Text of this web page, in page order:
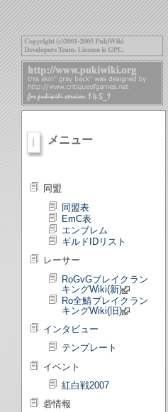
メニュー
同盟
同盟表
EmC表
エンブレム
ギルドIDリスト
レーサー
RoGvGブレイクラン
キングWiki(新)
Ro全鯖ブレイクラン
キングWiki(旧)
インタビュー
テンプレート
イベント
紅白戦2007
砦情報